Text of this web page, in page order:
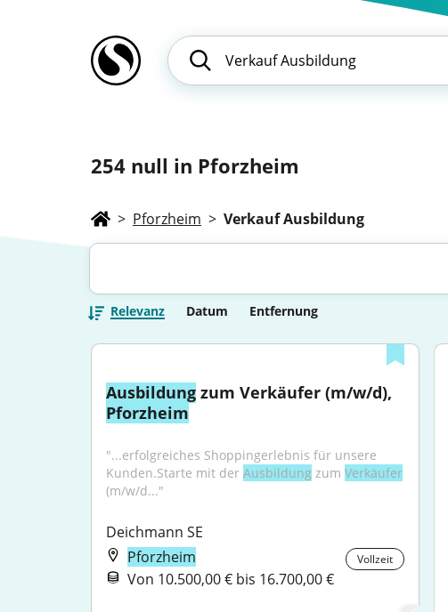
254 null in Pforzheim
> Pforzheim > Verkauf Ausbildung
Relevanz Datum Entfernung
Ausbildung
Pforzheim
"...erfolgreiches Shoppingerlebnis für unsere
Kunden.Starte mit der Ausbildung zum Verkäufer
(m/w/d..."
Deichmann SE
Pforzheim
Vollzeit
Von 10.500,00 € bis 16.700,00 €